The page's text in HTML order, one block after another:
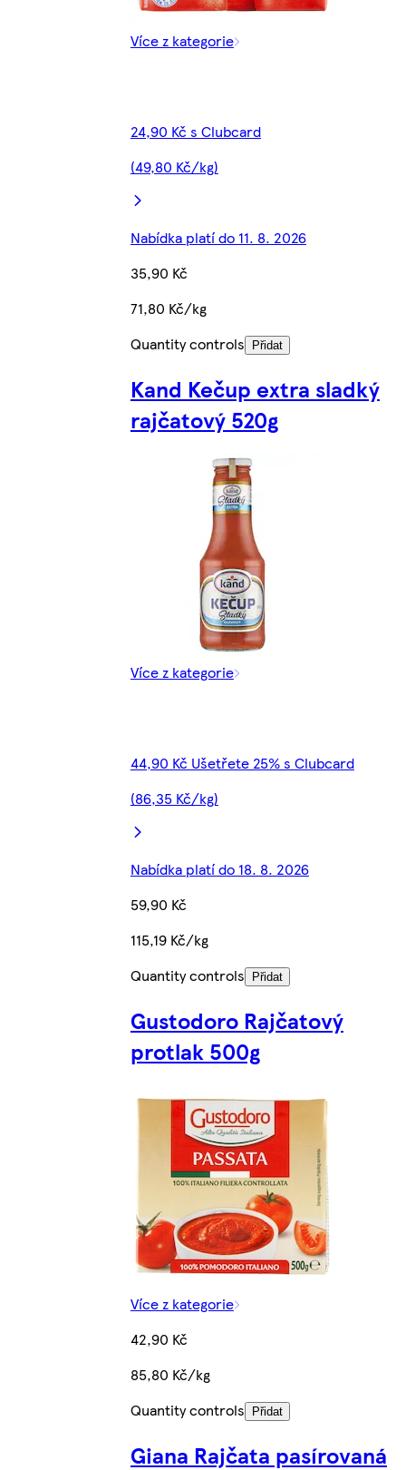
Více z kategorie
24,90 Kč s Clubcard
(49,80 Kč/kg)
Nabídka platí do 11. 8. 2026
35,90 Kč
71,80 Kč/kg
Quantity controls
Přidat
Kand Kečup extra sladký
rajčatový 520g
Více z kategorie
44,90 Kč Ušetřete 25% s Clubcard
(86,35 Kč/kg)
Nabídka platí do 18. 8. 2026
59,90 Kč
115,19 Kč/kg
Quantity controls
Přidat
Gustodoro Rajčatový
protlak 500g
Více z kategorie
42,90 Kč
85,80 Kč/kg
Quantity controls
Přidat
Giana Rajčata pasírovaná